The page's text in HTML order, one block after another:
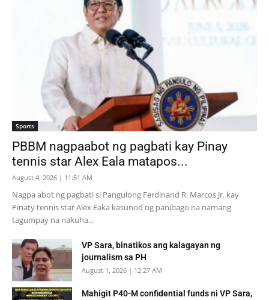
Sports
PBBM nagpaabot ng pagbati kay Pinay
tennis star Alex Eala matapos...
August 4, 2026 | 11:51 AM
Nagpa abot ng pagbati si Pangulong Ferdinand R. Marcos Jr. kay
Pinaty tennis star Alex Eaka kasunod ng panibago na namang
tagumpay na nakuha...
VP Sara, binatikos ang kalagayan ng
journalism sa PH
August 1, 2026 | 12:27 AM
Mahigit P40-M confidential funds ni VP Sara,